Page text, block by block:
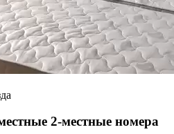
2-местные номера